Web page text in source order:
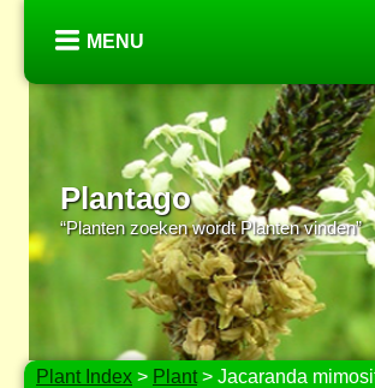
MENU
Plantago
“Planten zoeken wordt Planten vinden”
Plant Index > Plant> Jacaranda